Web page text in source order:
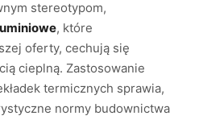
stereotypom,
, które
oferty, cechują się
cieplną. Zastosowanie
termicznych sprawia,
normy budownictwa